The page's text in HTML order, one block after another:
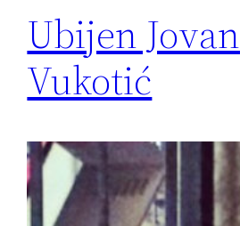
Ubijen Jovan
Vukotić